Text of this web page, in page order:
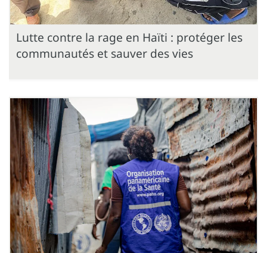
Lutte contre la rage en Haïti : protéger les
communautés et sauver des vies